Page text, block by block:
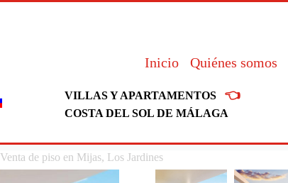
Inicio Quiénes somos
VILLAS Y APARTAMENTOS 👈
COSTA DEL SOL DE MÁLAGA
Venta de piso en Mijas, Los Jardines